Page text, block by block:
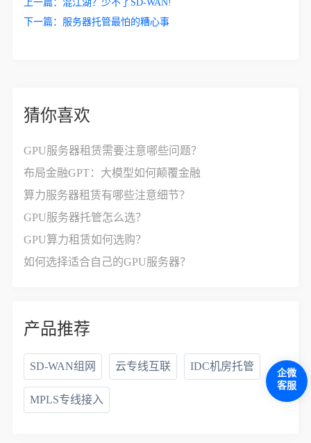
上一篇： 混江湖？少不了SD-WAN!
下一篇： 服务器托管最怕的糟心事
猜你喜欢
GPU服务器租赁需要注意哪些问题？
布局金融GPT：大模型如何颠覆金融
算力服务器租赁有哪些注意细节？
GPU服务器托管怎么选？
GPU算力租赁如何选购？
如何选择适合自己的GPU服务器？
产品推荐
SD-WAN组网 云专线互联 IDC机房托管
MPLS专线接入
企微
客服